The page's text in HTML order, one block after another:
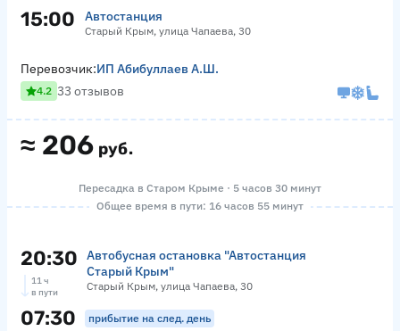
15:00 Автостанция
Старый Крым, улица Чапаева, 30
≈ 206 руб.
Перевозчик:ИП Абибуллаев А.Ш.
4.2 33 отзывов
Пересадка в Старом Крыме · 5 часов 30 минут
Общее время в пути: 16 часов 55 минут
20:30
Автобусная остановка "Автостанция
Старый Крым"
Старый Крым, улица Чапаева, 30
11 ч
в пути
07:30 прибытие на след. день